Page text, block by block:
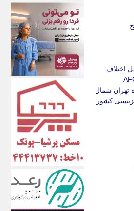
اختلاف
تهران شمال
کشور
اکوفارس
اکونگار
اکونیوز
الف
انتشار آنلاین
اندیشه قرن
اندیشه معاصر
اندیشه ها
انرژی پرس
ای استخدام
ایتنا
ایراف
ایران آرت
ایران آنلاین
ایران زندگی
ایران فوری
ایرانی روز
ایرانیتال
ایرنا